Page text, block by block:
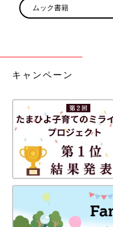
ムック書籍
キャンペーン